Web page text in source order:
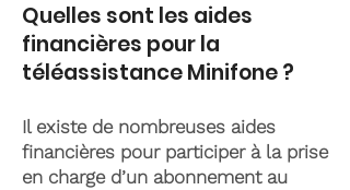
Quelles sont les aides
financières pour la
téléassistance Minifone ?
Il existe de nombreuses aides
financières pour participer à la prise
en charge d’un abonnement au